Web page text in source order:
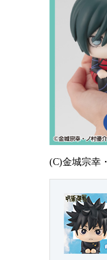
(C)金城宗幸